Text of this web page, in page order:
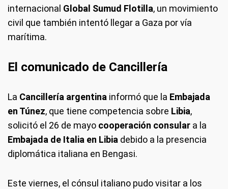
internacional Global Sumud Flotilla, un movimiento
civil que también intentó llegar a Gaza por vía
marítima.
El comunicado de Cancillería
La Cancillería argentina informó que la Embajada
en Túnez, que tiene competencia sobre Libia,
solicitó el 26 de mayo cooperación consular a la
Embajada de Italia en Libia debido a la presencia
diplomática italiana en Bengasi.
Este viernes, el cónsul italiano pudo visitar a los